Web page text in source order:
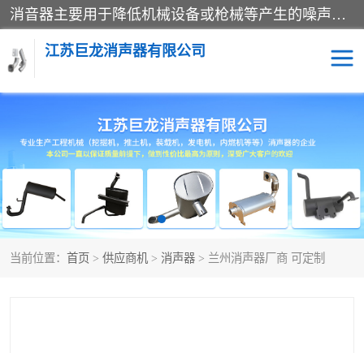
消音器主要用于降低机械设备或枪械等产生的噪声。它通过阻尼或增加排气面积来降低排气速度和功率，从而降低噪声。常见的消音器类型包括阻性消声器、抗性消声器、共振消声器以及阻抗复合式消声器等。这些消音器各有特点，适用于不同频率的噪声消除。
江苏巨龙消声器有限公司
当前位置： 首页 > 供应商机 > 消声器 > 兰州消声器厂商 可定制
消声器